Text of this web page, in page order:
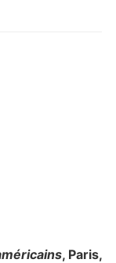
, Paris,